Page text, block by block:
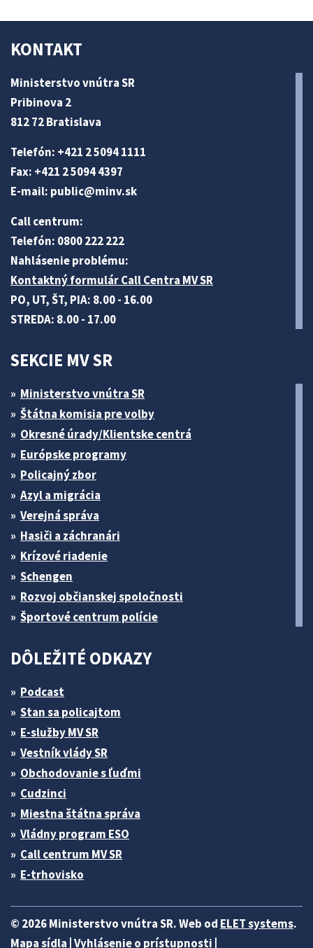
KONTAKT
Ministerstvo vnútra SR
Pribinova 2
812 72 Bratislava
Telefón: +421 2 5094 1111
Fax: +421 2 5094 4397
E-mail: public@minv.sk
Call centrum:
Telefón: 0800 222 222
Nahlásenie problému:
Kontaktný formulár Call Centra MV SR
PO, UT, ŠT, PIA: 8.00 - 16.00
STREDA: 8.00 - 17.00
SEKCIE MV SR
Ministerstvo vnútra SR
Štátna komisia pre volby
Okresné úrady/Klientske centrá
Európske programy
Policajný zbor
Azyl a migrácia
Verejná správa
Hasiči a záchranári
Krízové riadenie
Schengen
Rozvoj občianskej spoločnosti
Športové centrum polície
DÔLEŽITÉ ODKAZY
Podcast
Stan sa policajtom
E-služby MV SR
Vestník vlády SR
Obchodovanie s ľuďmi
Cudzinci
Miestna štátna správa
Vládny program ESO
Call centrum MV SR
E-trhovisko
© 2026 Ministerstvo vnútra SR. Web od ELET systems.
Mapa sídla Vyhlásenie o prístupnosti